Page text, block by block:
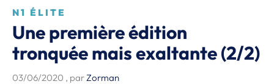
N1 ÉLITE
Une première édition
tronquée mais exaltante (2/2)
03/06/2020 , parZorman